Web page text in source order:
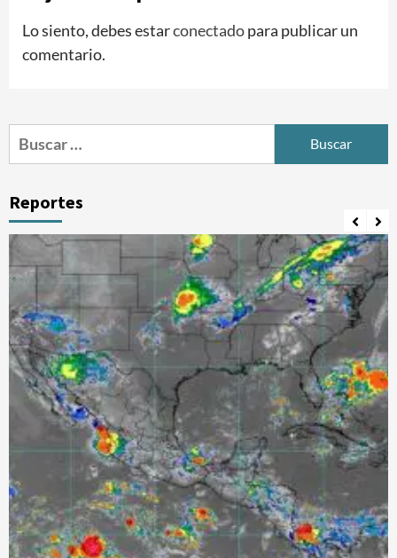
Lo siento, debes estarconectadopara publicar un
comentario.
Buscar:
Reportes